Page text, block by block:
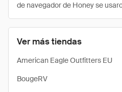
Ver más tiendas
American Eagle Outfitters EU
BougeRV
de navegador de Honey se